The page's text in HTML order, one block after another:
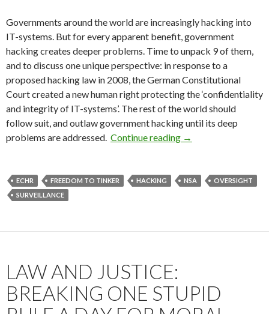
Governments around the world are increasingly hacking into
IT-systems. But for every apparent benefit, government
hacking creates deeper problems. Time to unpack 9 of them,
and to discuss one unique perspective: in response to a
proposed hacking law in 2008, the German Constitutional
Court created a new human right protecting the ‘confidentiality
and integrity of IT-systems’. The rest of the world should
follow suit, and outlaw government hacking until its deep
problems are addressed. Continue reading 9 Problems of
→
ECHR FREEDOM TO TINKER HACKING NSA
OVERSIGHT
SURVEILLANCE
LAW AND JUSTICE:
BREAKING ONE STUPID